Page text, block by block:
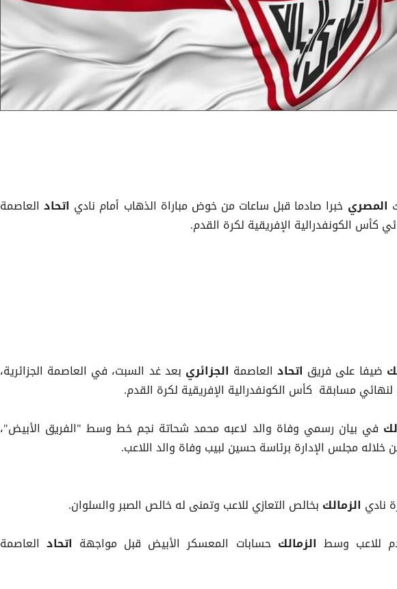
المصري خبرا صادما قبل ساعات من خوض مباراة الذهاب أمام نادي اتحاد العاصمة
كأس الكونفدرالية الإفريقية لكرة القدم.
ضيفا على فريق اتحاد العاصمة الجزائري بعد غد السبت، في العاصمة الجزائرية،
مسابقة كأس الكونفدرالية الإفريقية لكرة القدم.
في بيان رسمي وفاة والد لاعبه محمد شحاتة نجم خط وسط "الفريق الأبيض"،
خلاله مجلس الإدارة برئاسة حسين لبيب وفاة والد اللاعب.
نادي الزمالك بخالص التعازي للاعب وتمنى له خالص الصبر والسلوان.
للاعب وسط الزمالكحسابات المعسكر الأبيض قبل مواجهة اتحاد العاصمة